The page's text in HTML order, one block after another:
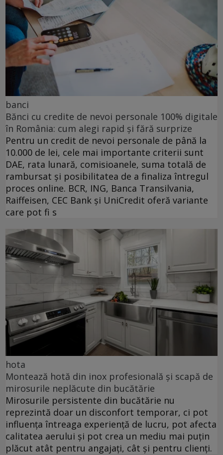
banci
Bănci cu credite de nevoi personale 100% digitale
în România: cum alegi rapid și fără surprize
Pentru un credit de nevoi personale de până la
10.000 de lei, cele mai importante criterii sunt
DAE, rata lunară, comisioanele, suma totală de
rambursat și posibilitatea de a finaliza întregul
proces online. BCR, ING, Banca Transilvania,
Raiffeisen, CEC Bank și UniCredit oferă variante
care pot fi s
hota
Montează hotă din inox profesională și scapă de
mirosurile neplăcute din bucătărie
Mirosurile persistente din bucătărie nu
reprezintă doar un disconfort temporar, ci pot
influența întreaga experiență de lucru, pot afecta
calitatea aerului și pot crea un mediu mai puțin
plăcut atât pentru angajați, cât și pentru clienți.